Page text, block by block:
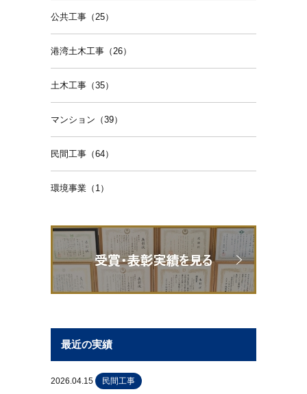
公共工事（25）
港湾土木工事（26）
土木工事（35）
マンション（39）
民間工事（64）
環境事業（1）
最近の実績
2026.04.15 民間工事